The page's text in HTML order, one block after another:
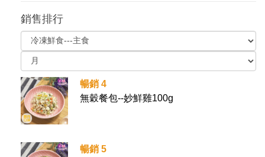
銷售排行
暢銷 4
無穀餐包--妙鮮雞100g
暢銷 5